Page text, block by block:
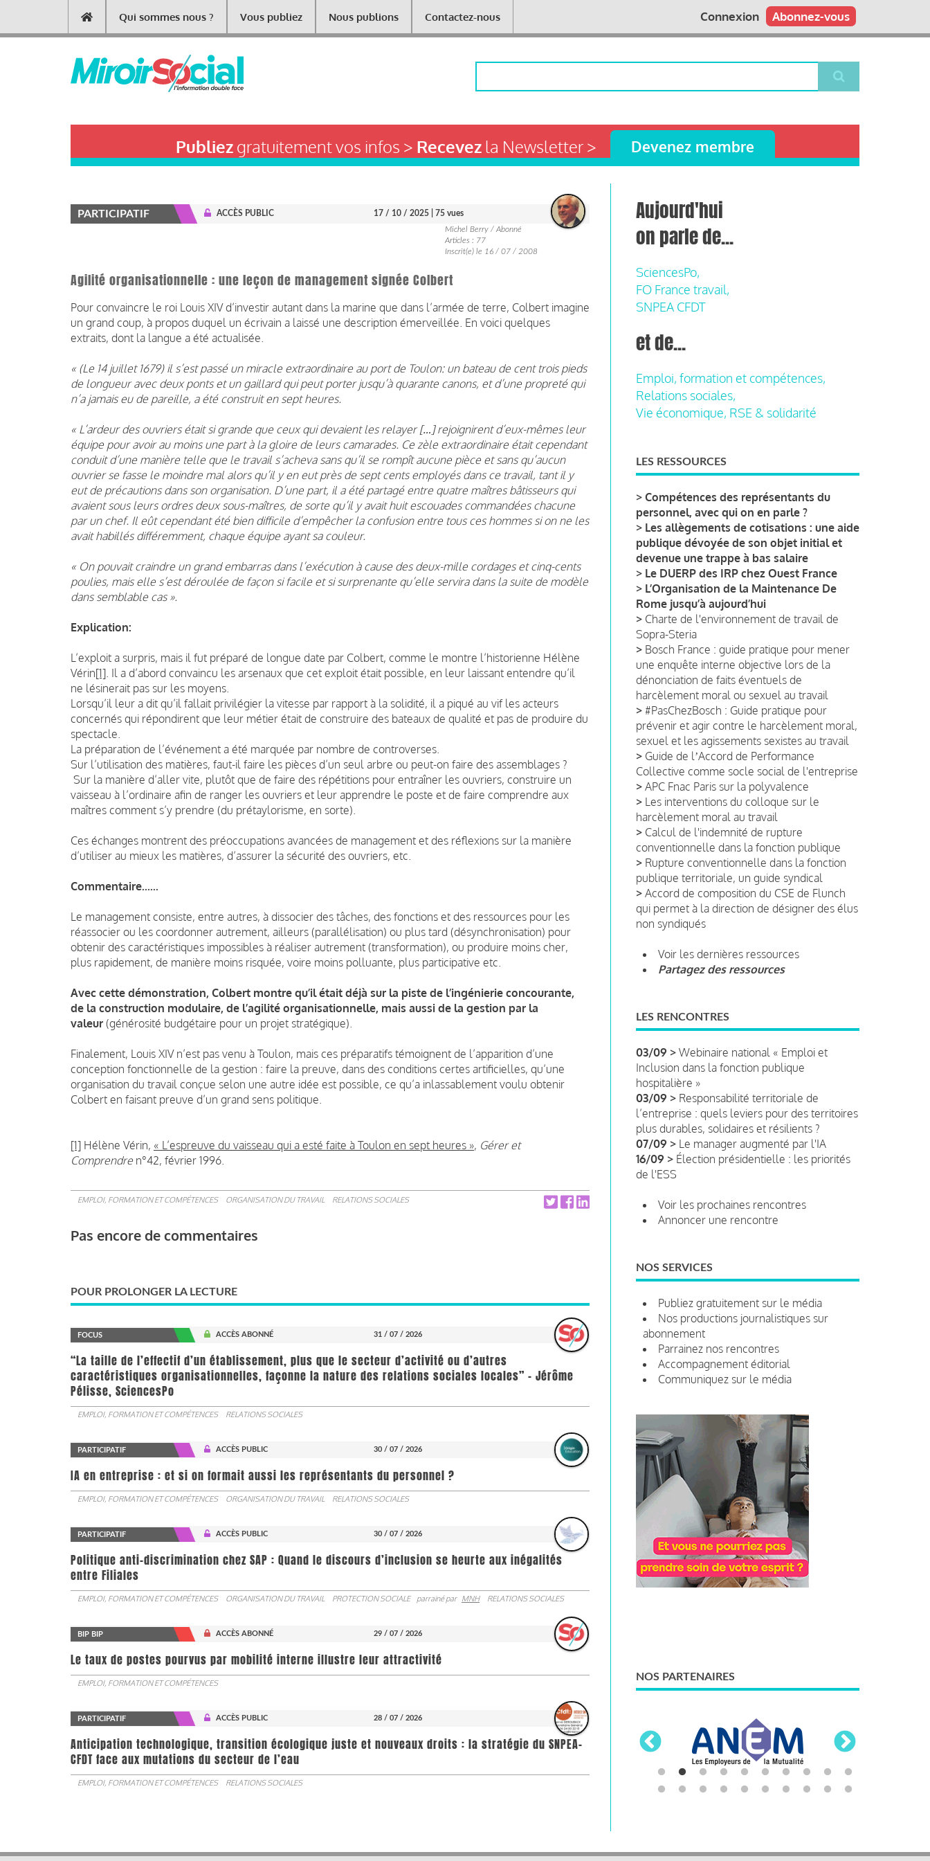
contenu
Main
navigation
Qui sommes nous ? Vous publiez Nous publions Contactez-nous Abonnez-vous
Connexion
Publiezgratuitement vos infos > Recevezla Newsletter > Devenez membre
PARTICIPATIF ACCÈS PUBLIC 17 / 10 / 2025
| 75 vues
Michel Berry / Abonné
Articles : 77
Inscrit(e) le 16 / 07 / 2008
Agilité organisationnelle : une leçon de management signée Colbert
Pour convaincre le roi Louis XIV d’investir autant dans la marine que dans l’armée de terre, Colbert imagine
un grand coup, à propos duquel un écrivain a laissé une description émerveillée. En voici quelques
extraits, dont la langue a été actualisée.
« (Le 14 juillet 1679) il s’est passé un miracle extraordinaire au port de Toulon: un bateau de cent trois pieds
de longueur avec deux ponts et un gaillard qui peut porter jusqu’à quarante canons, et d’une propreté qui
n’a jamais eu de pareille, a été construit en sept heures.
« L’ardeur des ouvriers était si grande que ceux qui devaient les relayer […] rejoignirent d’eux-mêmes leur
équipe pour avoir au moins une part à la gloire de leurs camarades. Ce zèle extraordinaire était cependant
conduit d’une manière telle que le travail s’acheva sans qu’il se rompît aucune pièce et sans qu’aucun
ouvrier se fasse le moindre mal alors qu’il y en eut près de sept cents employés dans ce travail, tant il y
eut de précautions dans son organisation. D’une part, il a été partagé entre quatre maîtres bâtisseurs qui
avaient sous leurs ordres deux sous-maîtres, de sorte qu’il y avait huit escouades commandées chacune
par un chef. Il eût cependant été bien difficile d’empêcher la confusion entre tous ces hommes si on ne les
avait habillés différemment, chaque équipe ayant sa couleur.
« On pouvait craindre un grand embarras dans l’exécution à cause des deux-mille cordages et cinq-cents
poulies, mais elle s’est déroulée de façon si facile et si surprenante qu’elle servira dans la suite de modèle
dans semblable cas ».
Explication:
L’exploit a surpris, mais il fut préparé de longue date par Colbert, comme le montre l’historienne Hélène
Vérin[1] . Il a d’abord convaincu les arsenaux que cet exploit était possible, en leur laissant entendre qu’il
ne lésinerait pas sur les moyens.
Lorsqu’il leur a dit qu’il fallait privilégier la vitesse par rapport à la solidité, il a piqué au vif les acteurs
concernés qui répondirent que leur métier était de construire des bateaux de qualité et pas de produire du
spectacle.
La préparation de l’événement a été marquée par nombre de controverses.
Sur l’utilisation des matières, faut-il faire les pièces d’un seul arbre ou peut-on faire des assemblages ?
Sur la manière d’aller vite, plutôt que de faire des répétitions pour entraîner les ouvriers, construire un
vaisseau à l’ordinaire afin de ranger les ouvriers et leur apprendre le poste et de faire comprendre aux
maîtres comment s’y prendre (du prétaylorisme, en sorte).
Ces échanges montrent des préoccupations avancées de management et des réflexions sur la manière
d’utiliser au mieux les matières, d’assurer la sécurité des ouvriers, etc.
Commentaire......
Le management consiste, entre autres, à dissocier des tâches, des fonctions et des ressources pour les
réassocier ou les coordonner autrement, ailleurs (parallélisation) ou plus tard (désynchronisation) pour
obtenir des caractéristiques impossibles à réaliser autrement (transformation), ou produire moins cher,
plus rapidement, de manière moins risquée, voire moins polluante, plus participative etc.
Avec cette démonstration, Colbert montre qu’il était déjà sur la piste de l’ingénierie concourante,
de la construction modulaire, de l’agilité organisationnelle, mais aussi de la gestion par la
valeur (générosité budgétaire pour un projet stratégique).
Finalement, Louis XIV n’est pas venu à Toulon, mais ces préparatifs témoignent de l’apparition d’une
conception fonctionnelle de la gestion : faire la preuve, dans des conditions certes artificielles, qu’une
organisation du travail conçue selon une autre idée est possible, ce qu’a inlassablement voulu obtenir
Colbert en faisant preuve d’un grand sens politique.
[1] Hélène Vérin, « L’espreuve du vaisseau qui a esté faite à Toulon en sept heures », Gérer et
Comprendre n°42, février 1996.
EMPLOI, FORMATION ET COMPÉTENCES ORGANISATION DU TRAVAIL RELATIONS SOCIALES
Pas encore de commentaires
POUR PROLONGER LA LECTURE
FOCUS ACCÈS ABONNÉ 31 / 07 / 2026
“La taille de l’effectif d’un établissement, plus que le secteur d’activité ou d’autres
caractéristiques organisationnelles, façonne la nature des relations sociales locales” - Jérôme
Pélisse, SciencesPo
EMPLOI, FORMATION ET COMPÉTENCES RELATIONS SOCIALES
PARTICIPATIF ACCÈS PUBLIC 30 / 07 / 2026
IA en entreprise : et si on formait aussi les représentants du personnel ?
EMPLOI, FORMATION ET COMPÉTENCES ORGANISATION DU TRAVAIL RELATIONS SOCIALES
PARTICIPATIF ACCÈS PUBLIC 30 / 07 / 2026
Politique anti-discrimination chez SAP : Quand le discours d’inclusion se heurte aux inégalités
entre Filiales
EMPLOI, FORMATION ET COMPÉTENCES ORGANISATION DU TRAVAIL PROTECTION SOCIALE parrainé par MNH RELATIONS SOCIALES
BIP BIP ACCÈS ABONNÉ 29 / 07 / 2026
Le taux de postes pourvus par mobilité interne illustre leur attractivité
EMPLOI, FORMATION ET COMPÉTENCES
PARTICIPATIF ACCÈS PUBLIC 28 / 07 / 2026
Anticipation technologique, transition écologique juste et nouveaux droits : la stratégie du SNPEA-
CFDT face aux mutations du secteur de l’eau
EMPLOI, FORMATION ET COMPÉTENCES RELATIONS SOCIALES
Aujourd'hui
on parle de...
SciencesPo,
FO France travail,
SNPEA CFDT
et de...
Emploi, formation et compétences,
Relations sociales,
Vie économique, RSE & solidarité
LES RESSOURCES
> Compétences des représentants du
personnel, avec qui on en parle ?
> Les allègements de cotisations : une aide
publique dévoyée de son objet initial et
devenue une trappe à bas salaire
> Le DUERP des IRP chez Ouest France
> L’Organisation de la Maintenance De
Rome jusqu’à aujourd’hui
> Charte de l'environnement de travail de
Sopra-Steria
> Bosch France : guide pratique pour mener
une enquête interne objective lors de la
dénonciation de faits éventuels de
harcèlement moral ou sexuel au travail
> #PasChezBosch : Guide pratique pour
prévenir et agir contre le harcèlement moral,
sexuel et les agissements sexistes au travail
> Guide de lʼAccord de Performance
Collective comme socle social de l'entreprise
> APC Fnac Paris sur la polyvalence
> Les interventions du colloque sur le
harcèlement moral au travail
> Calcul de l'indemnité de rupture
conventionnelle dans la fonction publique
> Rupture conventionnelle dans la fonction
publique territoriale, un guide syndical
> Accord de composition du CSE de Flunch
qui permet à la direction de désigner des élus
non syndiqués
Voir les dernières ressources
Partagez des ressources
LES RENCONTRES
03/09 > Webinaire national « Emploi et
Inclusion dans la fonction publique
hospitalière »
03/09 > Responsabilité territoriale de
l’entreprise : quels leviers pour des territoires
plus durables, solidaires et résilients ?
07/09 > Le manager augmenté par l'IA
16/09 > Élection présidentielle : les priorités
de l'ESS
Voir les prochaines rencontres
Annoncer une rencontre
NOS SERVICES
Publiez gratuitement sur le média
Nos productions journalistiques sur
abonnement
Parrainez nos rencontres
Accompagnement éditorial
Communiquez sur le média
NOS PARTENAIRES